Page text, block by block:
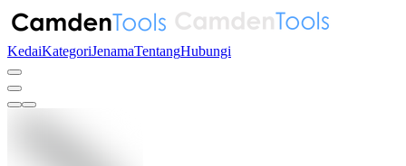
KedaiKategoriJenamaTentangHubungi